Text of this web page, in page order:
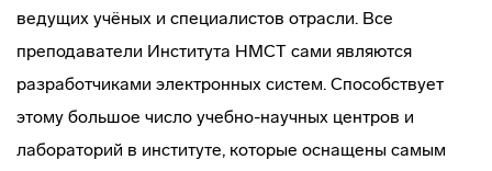
ведущих учёных и специалистов отрасли. Все
преподаватели Института НМСТ сами являются
разработчиками электронных систем. Способствует
этому большое число учебно-научных центров и
лабораторий в институте, которые оснащены самым